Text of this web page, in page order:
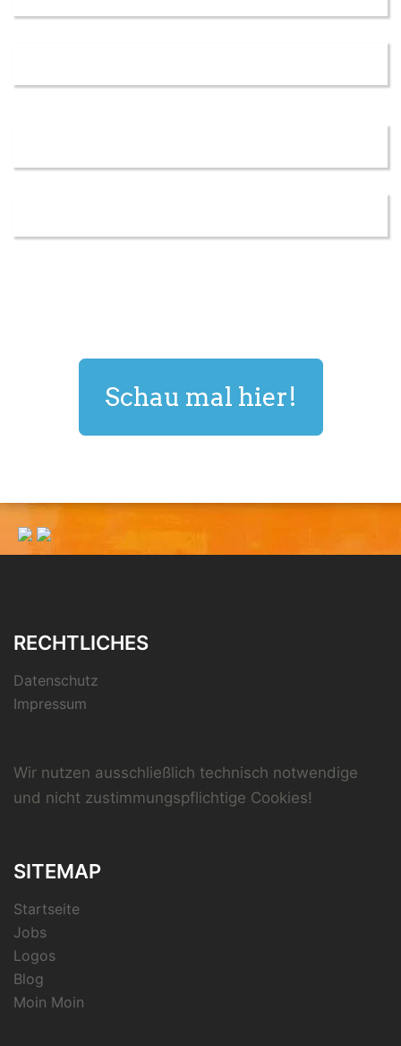
Schau mal hier!
RECHTLICHES
Datenschutz
Impressum
Wir nutzen ausschließlich technisch notwendige
und nicht zustimmungspflichtige Cookies!
SITEMAP
Startseite
Jobs
Logos
Blog
Moin Moin